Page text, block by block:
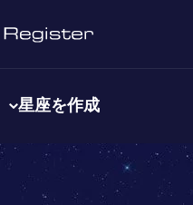
星座を作成